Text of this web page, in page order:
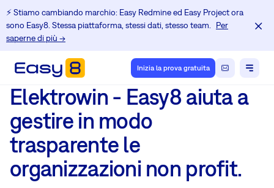
⚡️ Stiamo cambiando marchio: Easy Redmine ed Easy Project ora
sono Easy8. Stessa piattaforma, stessi dati, stesso team.
Per
saperne di più →
Inizia la prova gratuita
Elektrowin - Easy8 aiuta a
gestire in modo
trasparente le
organizzazioni non profit.